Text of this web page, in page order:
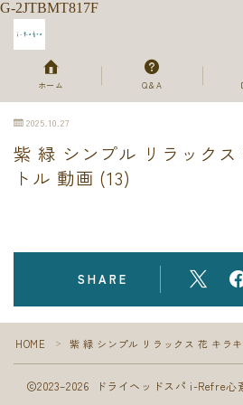
G-2JTBMT817F
MENU
ホーム
メニュー＆ご予約
ご利用の流れ
お客様のお声
ホーム Q＆A
2025.10.27
紫 緑 シンプル リラックス
トル 動画 (13)
SHARE
HOME ＞ 紫 緑 シンプル リラックス 花 キラ
2023–2026 ドライヘッドスパ i-Refre心